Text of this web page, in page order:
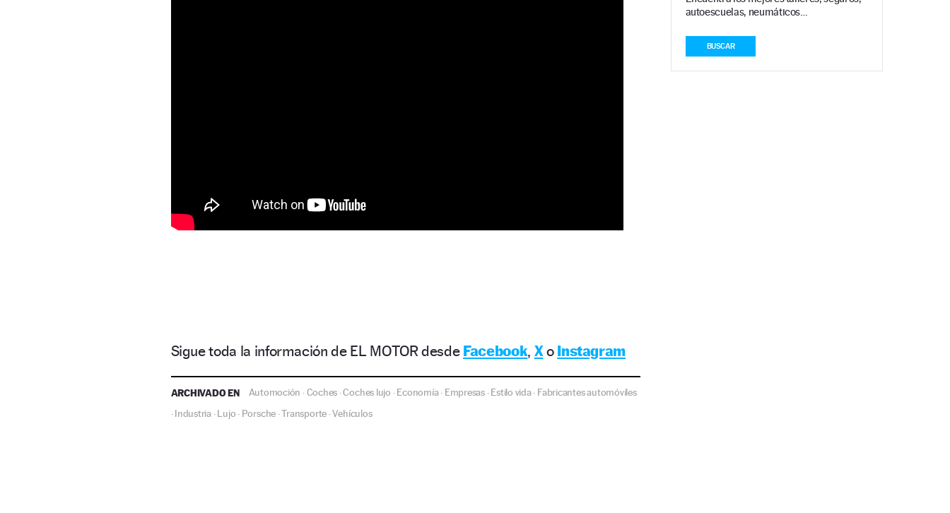
Sigue toda la información de EL MOTOR desde Facebook, Xo Instagram
ARCHIVADO EN Automoción ·Coches ·Coches lujo ·Economía· Empresas·Estilo vida· Fabricantes automóviles
·Industria·Lujo · Porsche ·Transporte ·Vehículos
autoescuelas, neumáticos…
BUSCAR